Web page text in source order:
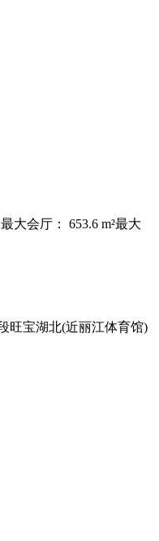
最大会厅： 653.6 m²最大
旺宝湖北(近丽江体育馆)